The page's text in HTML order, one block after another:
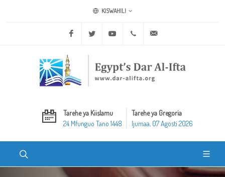
KISWAHILI
Facebook Twitter Youtube +20 2 25970400
Tarehe ya Kiislamu
24 Mfunguo Tano 1448
Tarehe ya Gregoria
Ijumaa, 07 Agosti 2026